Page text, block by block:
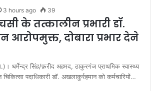
3 hours ago 39
के तत्कालीन प्रभारी डॉ.
आरोपमुक्त, दोबारा प्रभार देने
धर्मेन्द्र सिंह/फ़रीद अहमद, ठाकुरगंज प्राथमिक स्वास्थ्य
पदाधिकारी डॉ. अखलाकुर्रहमान को कर्मचारियों…